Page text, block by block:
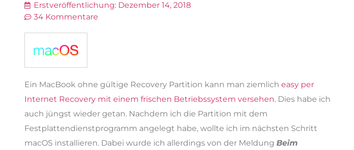
Erstveröffentlichung: Dezember 14, 2018
34 Kommentare
Ein MacBook ohne gültige Recovery Partition kann man ziemlich easy per
Internet Recovery mit einem frischen Betriebssystem versehen. Dies habe ich
auch jüngst wieder getan. Nachdem ich die Partition mit dem
Festplattendienstprogramm angelegt habe, wollte ich im nächsten Schritt
macOS installieren. Dabei wurde ich allerdings von der Meldung Beim